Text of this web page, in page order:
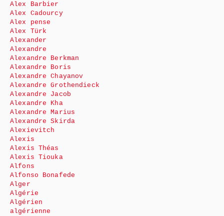
Alex Barbier
Alex Cadourcy
Alex pense
Alex Türk
Alexander
Alexandre
Alexandre Berkman
Alexandre Boris
Alexandre Chayanov
Alexandre Grothendieck
Alexandre Jacob
Alexandre Kha
Alexandre Marius
Alexandre Skirda
Alexievitch
Alexis
Alexis Théas
Alexis Tiouka
Alfons
Alfonso Bonafede
Alger
Algérie
Algérien
algérienne